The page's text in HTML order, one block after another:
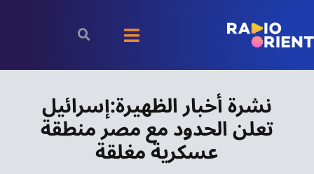
content
Toggle
Navigation
بودكاست
نشرة أخبار الظهيرة:إسرائيل
تعلن الحدود مع مصر منطقة
عسكرية مغلقة